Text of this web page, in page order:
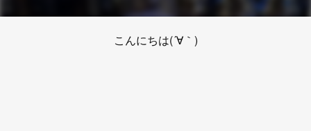
こんにちは(´∀｀)